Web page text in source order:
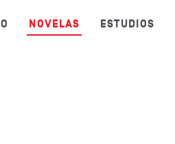
NOVELAS ESTUDIOS